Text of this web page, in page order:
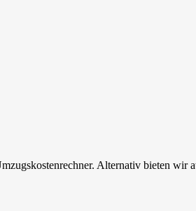
Alternativ bieten wir